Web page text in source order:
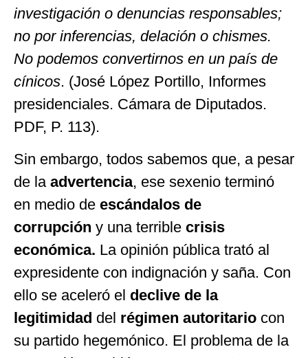
investigación o denuncias responsables;
no por inferencias, delación o chismes.
No podemos convertirnos en un país de
cínicos. (José López Portillo, Informes
presidenciales. Cámara de Diputados.
PDF, P. 113).
Sin embargo, todos sabemos que, a pesar
de la advertencia, ese sexenio terminó
en medio de escándalos de
corrupción y una terrible crisis
económica. La opinión pública trató al
expresidente con indignación y saña. Con
ello se aceleró el declive de la
legitimidad del régimen autoritario con
su partido hegemónico. El problema de la